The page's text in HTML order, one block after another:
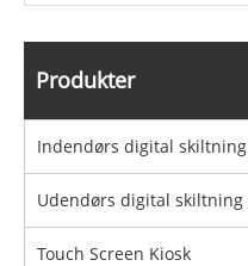
Produkter
Indendørs digital skiltning
Udendørs digital skiltning
Touch Screen Kiosk